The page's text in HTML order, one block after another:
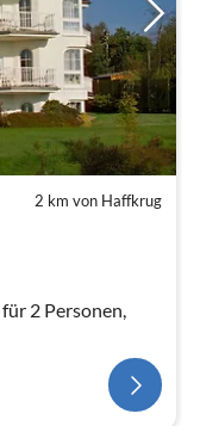
2 km von Haffkrug